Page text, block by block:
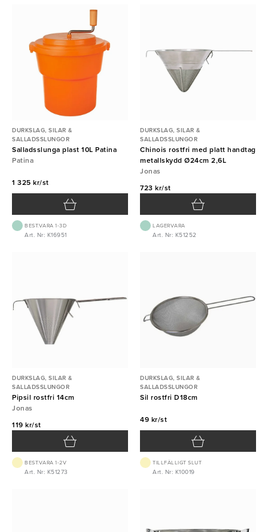
DURKSLAG, SILAR &
SALLADSSLUNGOR
Salladsslunga plast 10L Patina
Patina
1 325 kr/st
BEST.VARA 1-3D
Art. Nr: K16951
DURKSLAG, SILAR &
SALLADSSLUNGOR
Chinois rostfri med platt handtag
metallskydd Ø24cm 2,6L
Jonas
723 kr/st
LAGERVARA
Art. Nr: K51252
DURKSLAG, SILAR &
SALLADSSLUNGOR
Pipsil rostfri 14cm
Jonas
119 kr/st
BEST.VARA 1-2V
Art. Nr: K51273
DURKSLAG, SILAR &
SALLADSSLUNGOR
Sil rostfri D18cm
49 kr/st
TILLFÄLLIGT SLUT
Art. Nr: K10019